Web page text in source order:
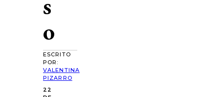
o
ESCRITO
POR:
VALENTINA
PIZARRO
22